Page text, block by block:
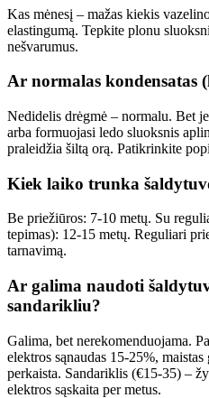
Kas mėnesį – mažas kiekis
elastingumą. Tepkite plonu
nešvarumus.
Ar normalas kondensatas
Nedidelis drėgmė – normalu. Bet
arba formuojasi ledo sluoksnis
praleidžia šiltą orą. Patikrinkite
Kiek laiko trunka
Be priežiūros: 7-10 metų. Su
tepimas): 12-15 metų. Reguliari
tarnavimą.
Ar galima naudoti
sandarikliu?
Galima, bet nerekomenduojama.
elektros sąnaudas 15-25%,
perkaista. Sandariklis (€15-35) –
elektros sąskaita per metus.